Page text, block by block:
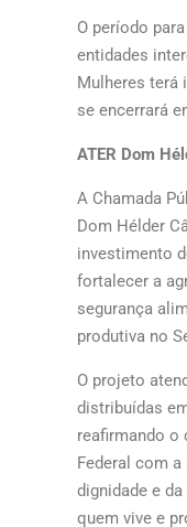
O período
entidades
Mulheres terá
se encerrará
ATER Dom
A Chamada
Dom Hélder
investimento
fortalecer a
segurança
produtiva no
O projeto
distribuídas
reafirmando o
Federal com
dignidade e
quem vive e